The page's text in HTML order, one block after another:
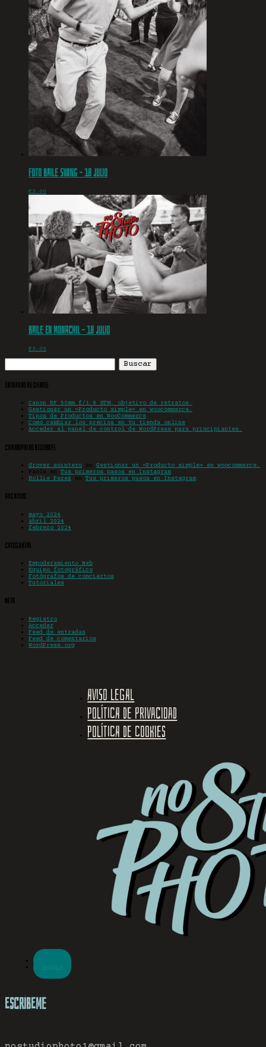
Foto baile swing – 18 julio
€3.00
Baile en Monachil – 18 julio
€3.00
Buscar:
Entradas recientes
Canon EF 50mm f/1.8 STM, objetivo de retratos.
Gestionar un «Producto simple» en woocommerce.
Tipos de Productos en WooCommerce
Como cambiar los precios en tu tienda online
Acceder al panel de control de WordPress para principiantes.
Comentarios recientes
drover sointeru en Gestionar un «Producto simple» en woocommerce.
Paola en Tus primeros pasos en Instagram
Hollie Perez en Tus primeros pasos en Instagram
Archivos
mayo 2024
abril 2024
febrero 2024
Categorías
Empoderamiento Web
Equipo fotográfico
Fotógrafos de conciertos
Tutoriales
Meta
Registro
Acceder
Feed de entradas
Feed de comentarios
WordPress.org
Aviso legal
Política de privacidad
Política de cookies
Escríbeme